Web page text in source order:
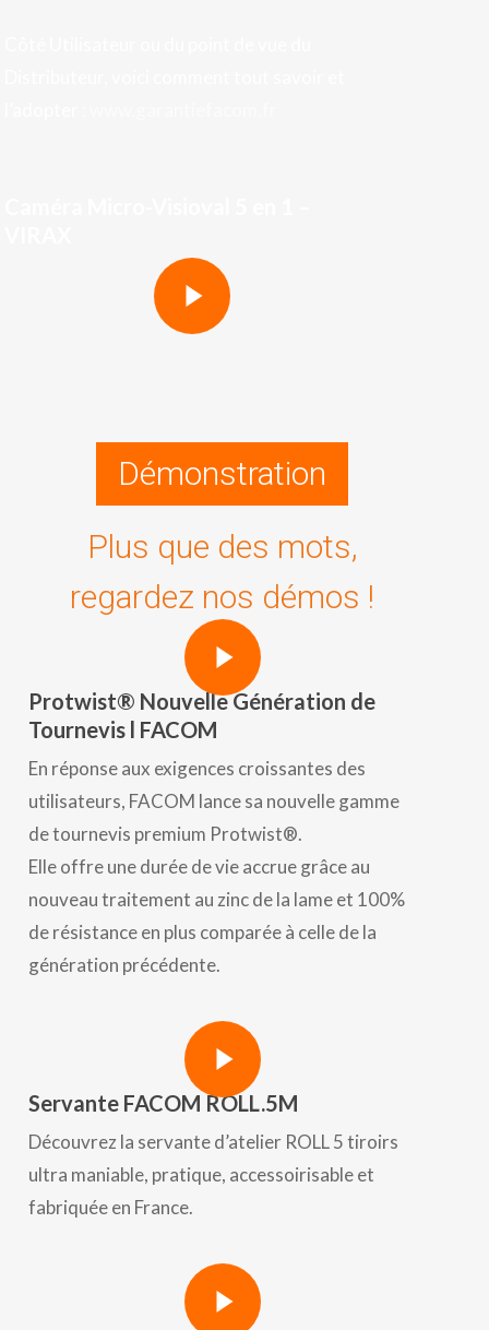
Play Video
Démonstration
Plus que des mots,
regardez nos démos !
Play Video
Protwist® Nouvelle Génération de
Tournevis l FACOM
En réponse aux exigences croissantes des
utilisateurs, FACOM lance sa nouvelle gamme
de tournevis premium Protwist®.
Elle offre une durée de vie accrue grâce au
nouveau traitement au zinc de la lame et 100%
de résistance en plus comparée à celle de la
génération précédente.
Play Video
Servante FACOM ROLL.5M
Découvrez la servante d’atelier ROLL 5 tiroirs
ultra maniable, pratique, accessoirisable et
fabriquée en France.
Play Video